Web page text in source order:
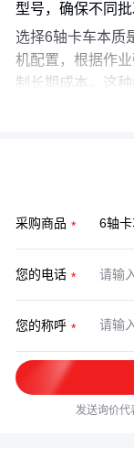
型号，确保不同批
选择6轴卡车本质
机配置，根据作
制长期成本。这
采购商品
您的电话
您的称呼
发送询价代